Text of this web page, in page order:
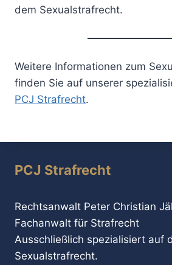
dem Sexualstrafrecht.
Weitere Informationen zum
finden Sie auf unserer
PCJ Strafrecht.
PCJ Strafrecht
Rechtsanwalt Peter Christian
Fachanwalt für Strafrecht
Ausschließlich spezialisiert auf
Sexualstrafrecht.